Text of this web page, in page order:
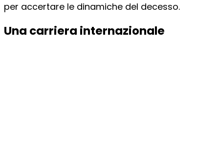
per accertare le dinamiche del decesso.
Una carriera internazionale